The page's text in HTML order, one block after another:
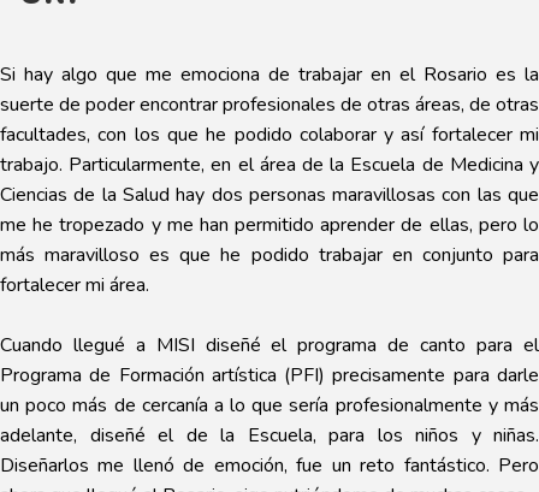
Si hay algo que me emociona de trabajar en el Rosario es la
suerte de poder encontrar profesionales de otras áreas, de otras
facultades, con los que he podido colaborar y así fortalecer mi
trabajo. Particularmente, en el área de la Escuela de Medicina y
Ciencias de la Salud hay dos personas maravillosas con las que
me he tropezado y me han permitido aprender de ellas, pero lo
más maravilloso es que he podido trabajar en conjunto para
fortalecer mi área.
Cuando llegué a MISI diseñé el programa de canto para el
Programa de Formación artística (PFI) precisamente para darle
un poco más de cercanía a lo que sería profesionalmente y más
adelante, diseñé el de la Escuela, para los niños y niñas.
Diseñarlos me llenó de emoción, fue un reto fantástico. Pero